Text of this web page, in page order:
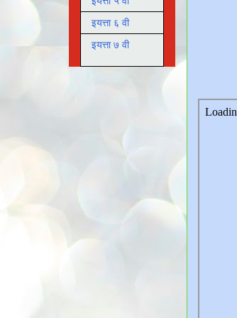
इयत्ता ६ वी
इयत्ता ७ वी